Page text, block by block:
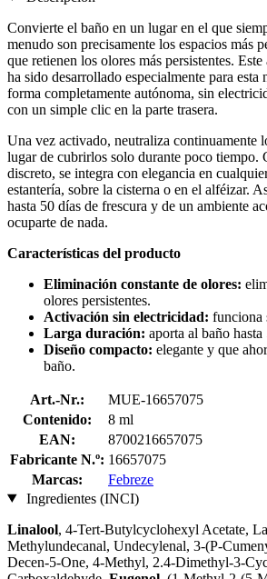
Convierte el baño en un lugar en el que
menudo son precisamente los espacios más
que retienen los olores más persistentes.
ha sido desarrollado especialmente para esta
forma completamente autónoma, sin
con un simple clic en la parte trasera.
Una vez activado, neutraliza continuamente
lugar de cubrirlos solo durante poco tiempo.
discreto, se integra con elegancia en
estantería, sobre la cisterna o en el alféizar.
hasta 50 días de frescura y de un ambiente
ocuparte de nada.
Características del producto
Eliminación constante de olores:
olores persistentes.
Activación sin electricidad: funciona
Larga duración: aporta al baño
Diseño compacto: elegante y que
baño.
Art.-Nr.:
MUE-16657075
Contenido:
8 ml
EAN:
8700216657075
Fabricante N.º: 16657075
Marcas:
Febreze
Ingredientes (INCI)
Linalool, 4-Tert-Butylcyclohexyl Acetate,
Methylundecanal, Undecylenal, 3-(P-
Decen-5-One, 4-Methyl, 2.4-Dimethyl-3-